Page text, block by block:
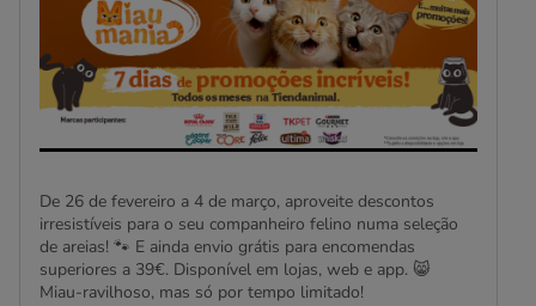
De 26 de fevereiro a 4 de março, aproveite descontos
irresistíveis para o seu companheiro felino numa seleção
de areias! 🐾 E ainda envio grátis para encomendas
superiores a 39€. Disponível em lojas, web e app. 😸
Miau-ravilhoso, mas só por tempo limitado!